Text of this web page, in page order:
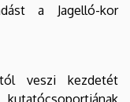
a Jagelló-kor
veszi kezdetét